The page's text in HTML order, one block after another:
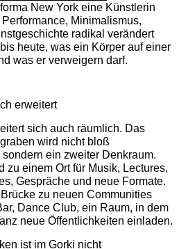
New York eine Künstlerin
Minimalismus,
radikal verändert
heute, was ein Körper auf einer
was er verweigern darf.
erweitert
sich auch räumlich. Das
wird nicht bloß
ein zweiter Denkraum.
zu einem Ort für Musik, Lectures,
Gespräche und neue Formate.
zu neuen Communities
Dance Club, ein Raum, in dem
neue Öffentlichkeiten einladen.
ist im Gorki nicht